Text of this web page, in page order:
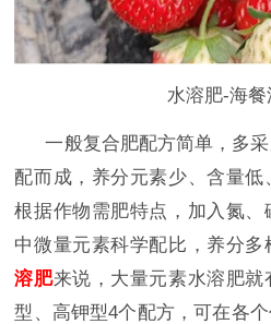
水溶肥-海
一般复合肥配方简单，多
配而成，养分元素少、含量
根据作物需肥特点，加入氮
中微量元素科学配比，养分
溶肥来说，大量元素水溶肥
型、高钾型4个配方，可在各